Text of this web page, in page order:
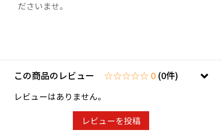
ださいませ。
この商品のレビュー ☆☆☆☆☆ 0 (0件)
レビューはありません。
レビューを投稿